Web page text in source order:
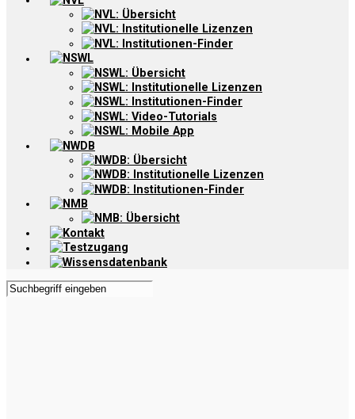
NVL: Übersicht
NVL: Institutionelle Lizenzen
NVL: Institutionen-Finder
NSWL
NSWL: Übersicht
NSWL: Institutionelle Lizenzen
NSWL: Institutionen-Finder
NSWL: Video-Tutorials
NSWL: Mobile App
NWDB
NWDB: Übersicht
NWDB: Institutionelle Lizenzen
NWDB: Institutionen-Finder
NMB
NMB: Übersicht
Kontakt
Testzugang
Wissensdatenbank